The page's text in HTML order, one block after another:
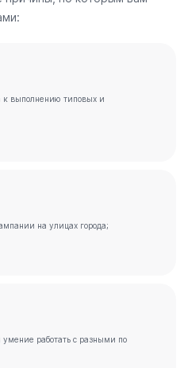
к выполнению типовых и
на улицах города;
работать с разными по